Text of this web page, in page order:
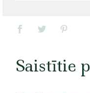
Saistītie